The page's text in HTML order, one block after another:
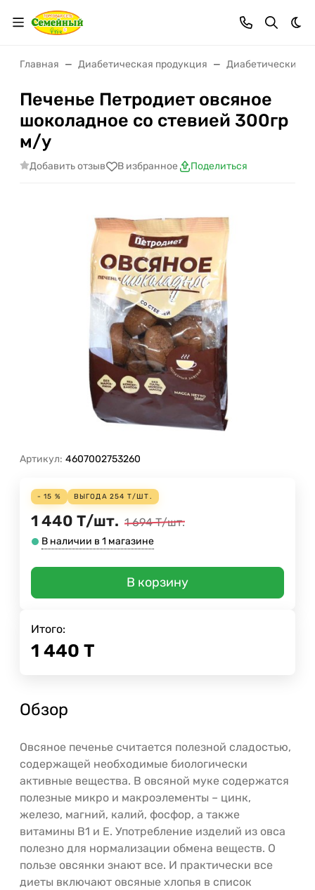
Главная Диабетическая продукция Диабетические
Печенье Петродиет овсяное
шоколадное со стевией 300гр
м/у
Добавить отзыв В избранное Поделиться
Артикул: 4607002753260
- 15 % ВЫГОДА 254 Т/ШТ.
1 440 Т/шт. 1 694 Т/шт.
В наличии в 1 магазине
В корзину
Итого:
1 440 Т
Обзор
Овсяное печенье считается полезной сладостью,
содержащей необходимые биологически
активные вещества. В овсяной муке содержатся
полезные микро и макроэлементы – цинк,
железо, магний, калий, фосфор, а также
витамины В1 и Е. Употребление изделий из овса
полезно для нормализации обмена веществ. О
пользе овсянки знают все. И практически все
диеты включают овсяные хлопья в список